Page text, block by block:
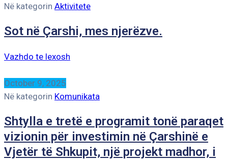
Në kategorin Aktivitete
Sot në Çarshi, mes njerëzve.
Vazhdo te lexosh
October 9, 2025
Në kategorin Komunikata
Shtylla e tretë e programit tonë paraqet
vizionin për investimin në Çarshinë e
Vjetër të Shkupit, një projekt madhor, i